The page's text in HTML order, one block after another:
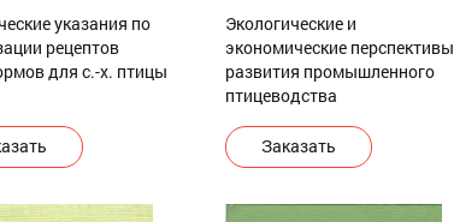
указания по
рецептов
для с.-х. птицы
Экологические и
экономические перспективы
развития промышленного
птицеводства
Заказать